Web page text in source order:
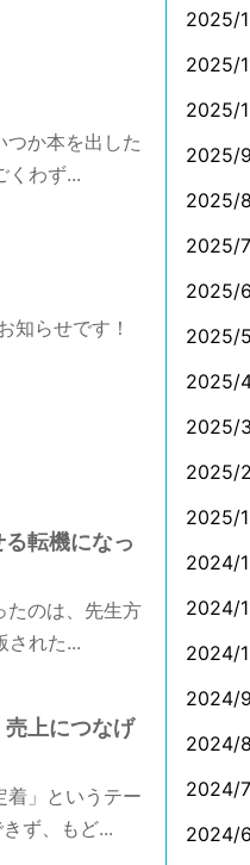
か本を出した
くわず...
知らせです！
転機になっ
のは、先生方
された...
売上につなげ
」というテー
ず、もど...
2025/
2025/
2025/
2025/9
2025/8
2025/7
2025/6
2025/5
2025/4
2025/3
2025/2
2025/1
2024/
2024/
2024/
2024/9
2024/8
2024/7
2024/6